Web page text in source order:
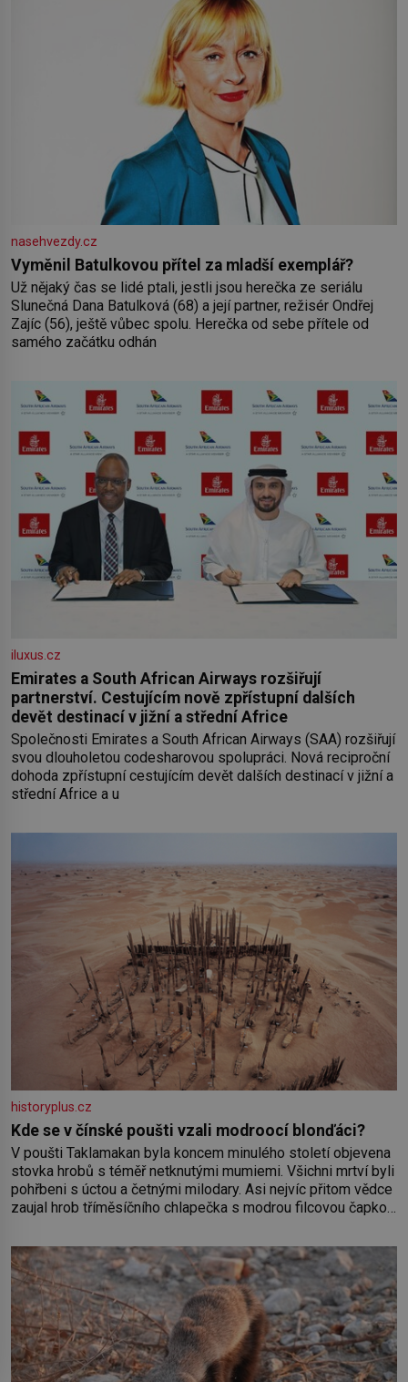
nasehvezdy.cz
Vyměnil Batulkovou přítel za mladší exemplář?
Už nějaký čas se lidé ptali, jestli jsou herečka ze seriálu
Slunečná Dana Batulková (68) a její partner, režisér Ondřej
Zajíc (56), ještě vůbec spolu. Herečka od sebe přítele od
samého začátku odhán
iluxus.cz
Emirates a South African Airways rozšiřují
partnerství. Cestujícím nově zpřístupní dalších
devět destinací v jižní a střední Africe
Společnosti Emirates a South African Airways (SAA) rozšiřují
svou dlouholetou codesharovou spolupráci. Nová reciproční
dohoda zpřístupní cestujícím devět dalších destinací v jižní a
střední Africe a u
historyplus.cz
Kde se v čínské poušti vzali modroocí blonďáci?
V poušti Taklamakan byla koncem minulého století objevena
stovka hrobů s téměř netknutými mumiemi. Všichni mrtví byli
pohřbeni s úctou a četnými milodary. Asi nejvíc přitom vědce
zaujal hrob tříměsíčního chlapečka s modrou filcovou čapkou,
nesmírně dobře zachovalá, přičítají odborníci zdejším
klimatickým podmínkám. Sucho, prosolené písky a extrémně